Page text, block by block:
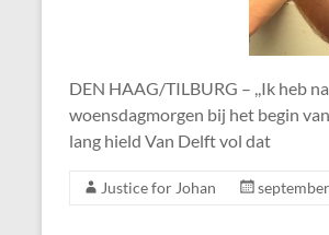
DEN HAAG/TILBURG – ,,Ik heb
woensdagmorgen bij het begin
lang hield Van Delft vol dat
Justice for Johan